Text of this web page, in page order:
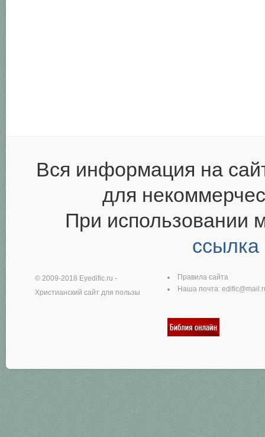
Вся информация на
для
При использовании
ссылка
© 2009-2018 Eyedific.ru -
Христианский сайт для пользы
Правила сайта
Наша почта: